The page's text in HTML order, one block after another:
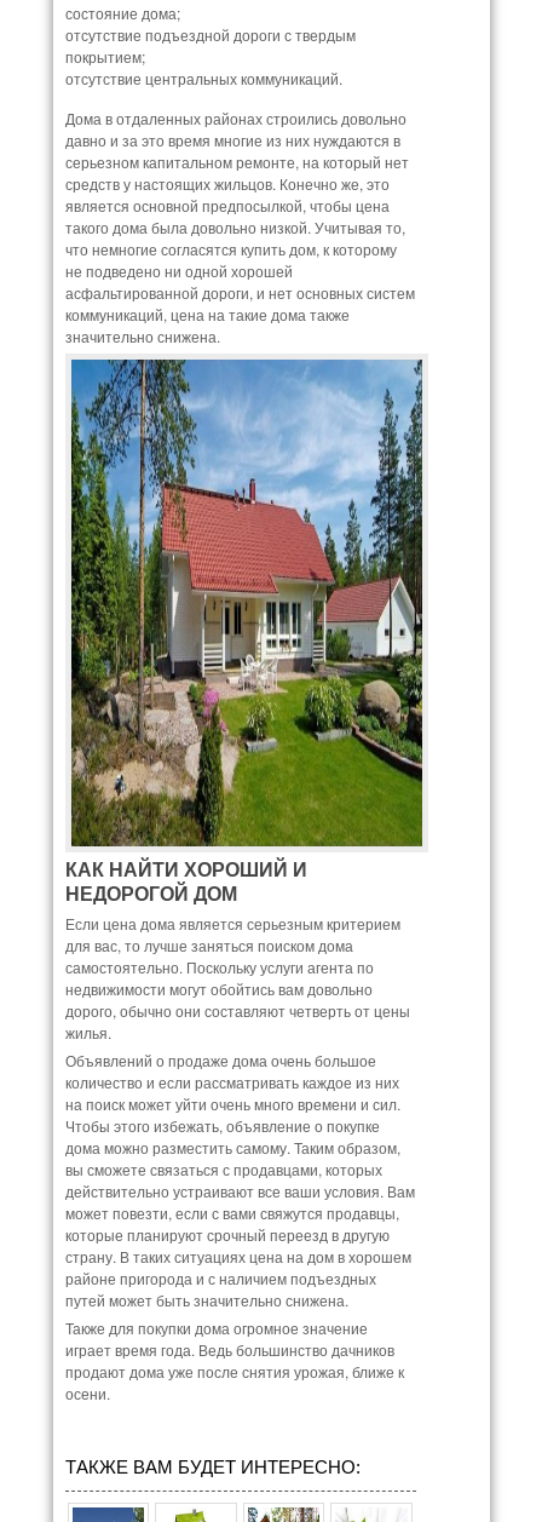
состояние дома;
отсутствие подъездной дороги с твердым
покрытием;
отсутствие центральных коммуникаций.
Дома в отдаленных районах строились довольно
давно и за это время многие из них нуждаются в
серьезном капитальном ремонте, на который нет
средств у настоящих жильцов. Конечно же, это
является основной предпосылкой, чтобы цена
такого дома была довольно низкой. Учитывая то,
что немногие согласятся купить дом, к которому
не подведено ни одной хорошей
асфальтированной дороги, и нет основных систем
коммуникаций, цена на такие дома также
значительно снижена.
КАК НАЙТИ ХОРОШИЙ И
НЕДОРОГОЙ ДОМ
Если цена дома является серьезным критерием
для вас, то лучше заняться поиском дома
самостоятельно. Поскольку услуги агента по
недвижимости могут обойтись вам довольно
дорого, обычно они составляют четверть от цены
жилья.
Объявлений о продаже дома очень большое
количество и если рассматривать каждое из них
на поиск может уйти очень много времени и сил.
Чтобы этого избежать, объявление о покупке
дома можно разместить самому. Таким образом,
вы сможете связаться с продавцами, которых
действительно устраивают все ваши условия. Вам
может повезти, если с вами свяжутся продавцы,
которые планируют срочный переезд в другую
страну. В таких ситуациях цена на дом в хорошем
районе пригорода и с наличием подъездных
путей может быть значительно снижена.
Также для покупки дома огромное значение
играет время года. Ведь большинство дачников
продают дома уже после снятия урожая, ближе к
осени.
ТАКЖЕ ВАМ БУДЕТ ИНТЕРЕСНО: